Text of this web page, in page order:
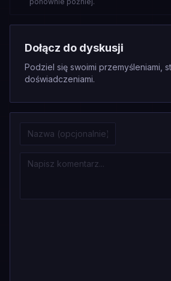
Dołącz do dyskusji
Podziel się swoimi przemyśleniami,
doświadczeniami.